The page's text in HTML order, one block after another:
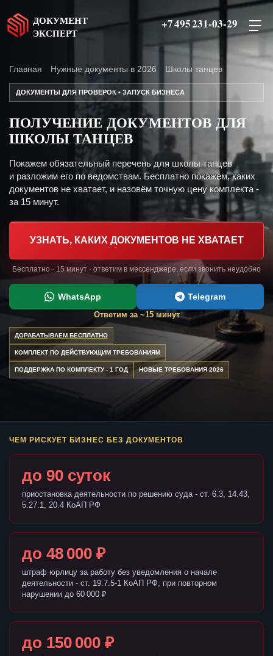
ДОКУМЕНТ
ЭКСПЕРТ
+7 495 231-03-29
Главная Нужные документы в 2026 Школы танцев
ДОКУМЕНТЫ ДЛЯ ПРОВЕРОК • ЗАПУСК БИЗНЕСА
ПОЛУЧЕНИЕ ДОКУМЕНТОВ ДЛЯ
ШКОЛЫ ТАНЦЕВ
Покажем обязательный перечень для школы танцев
и разложим его по ведомствам. Бесплатно покажем, каких
документов не хватает, и назовём точную цену комплекта -
за 15 минут.
УЗНАТЬ, КАКИХ ДОКУМЕНТОВ НЕ ХВАТАЕТ
Бесплатно · 15 минут · ответим в мессенджере, если звонить неудобно
WhatsApp Telegram
Ответим за ~15 минут
ДОРАБАТЫВАЕМ БЕСПЛАТНО
КОМПЛЕКТ ПО ДЕЙСТВУЮЩИМ ТРЕБОВАНИЯМ
ПОДДЕРЖКА ПО КОМПЛЕКТУ - 1 ГОД НОВЫЕ ТРЕБОВАНИЯ 2026
ЧЕМ РИСКУЕТ БИЗНЕС БЕЗ ДОКУМЕНТОВ
до 90 суток
приостановка деятельности по решению суда - ст. 6.3, 14.43,
5.27.1, 20.4 КоАП РФ
до 48 000 ₽
штраф юрлицу за работу без уведомления о начале
деятельности - ст. 19.7.5-1 КоАП РФ, при повторном
нарушении до 60 000 ₽
до 150 000 ₽